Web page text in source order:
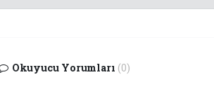
Okuyucu Yorumları (0)